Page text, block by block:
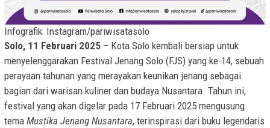
Infografik: Instagram/pariwisatasolo
Solo, 11 Februari 2025 – Kota Solo kembali bersiap untuk
menyelenggarakan Festival Jenang Solo (FJS) yang ke-14, sebuah
perayaan tahunan yang merayakan keunikan jenang sebagai
bagian dari warisan kuliner dan budaya Nusantara. Tahun ini,
festival yang akan digelar pada 17 Februari 2025 mengusung
tema Mustika Jenang Nusantara, terinspirasi dari buku legendaris